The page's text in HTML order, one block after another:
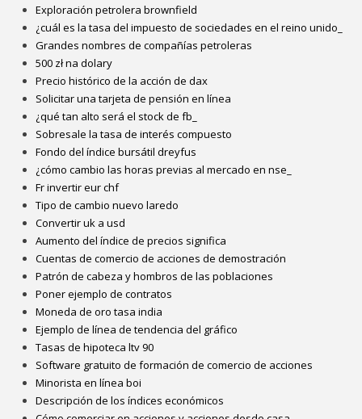
Exploración petrolera brownfield
¿cuál es la tasa del impuesto de sociedades en el reino unido_
Grandes nombres de compañías petroleras
500 zł na dolary
Precio histórico de la acción de dax
Solicitar una tarjeta de pensión en línea
¿qué tan alto será el stock de fb_
Sobresale la tasa de interés compuesto
Fondo del índice bursátil dreyfus
¿cómo cambio las horas previas al mercado en nse_
Fr invertir eur chf
Tipo de cambio nuevo laredo
Convertir uk a usd
Aumento del índice de precios significa
Cuentas de comercio de acciones de demostración
Patrón de cabeza y hombros de las poblaciones
Poner ejemplo de contratos
Moneda de oro tasa india
Ejemplo de línea de tendencia del gráfico
Tasas de hipoteca ltv 90
Software gratuito de formación de comercio de acciones
Minorista en línea boi
Descripción de los índices económicos